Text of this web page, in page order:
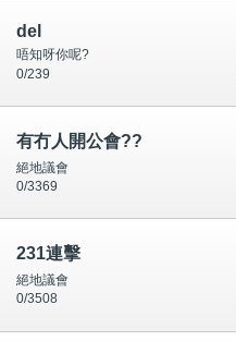
del
唔知呀你呢?
0/239
有冇人開公會??
絕地議會
0/3369
231連擊
絕地議會
0/3508